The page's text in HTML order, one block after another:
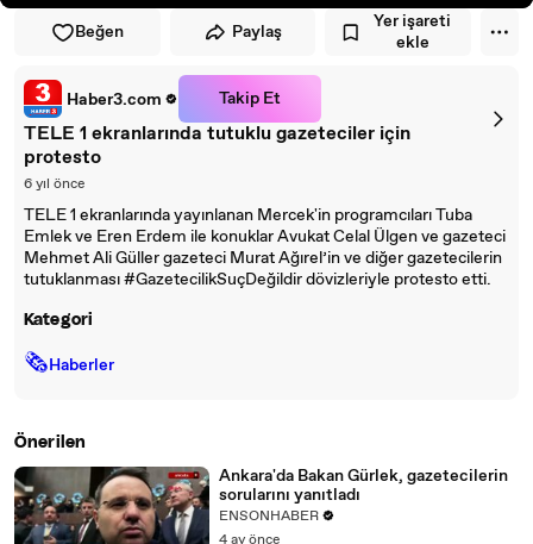
Beğen Paylaş
Yer işareti
ekle
Haber3.com Takip Et
TELE 1 ekranlarında tutuklu gazeteciler için
protesto
6 yıl önce
TELE 1 ekranlarında yayınlanan Mercek'in programcıları Tuba
Emlek ve Eren Erdem ile konuklar Avukat Celal Ülgen ve gazeteci
Mehmet Ali Güller gazeteci Murat Ağırel’in ve diğer gazetecilerin
tutuklanması #GazetecilikSuçDeğildir dövizleriyle protesto etti.
Kategori
🗞Haberler
Önerilen
Ankara'da Bakan Gürlek, gazetecilerin
sorularını yanıtladı
ENSONHABER